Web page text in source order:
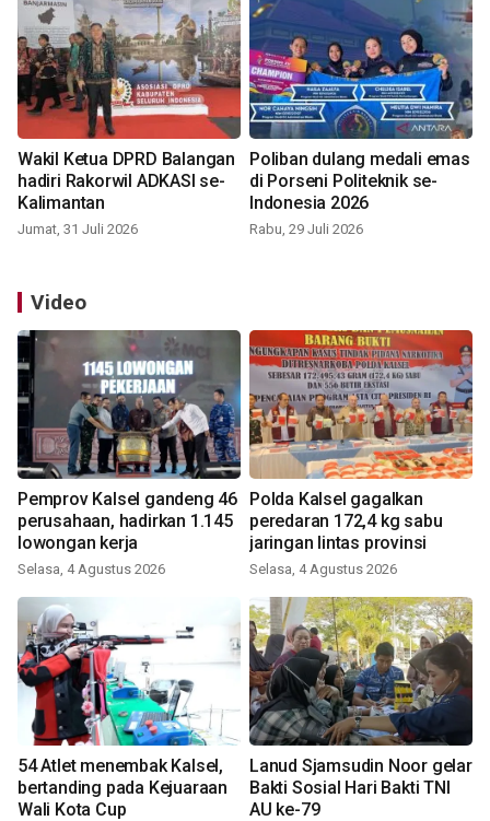
Wakil Ketua DPRD Balangan
hadiri Rakorwil ADKASI se-
Kalimantan
Jumat, 31 Juli 2026
Poliban dulang medali emas
di Porseni Politeknik se-
Indonesia 2026
Rabu, 29 Juli 2026
Video
Pemprov Kalsel gandeng 46
perusahaan, hadirkan 1.145
lowongan kerja
Selasa, 4 Agustus 2026
Polda Kalsel gagalkan
peredaran 172,4 kg sabu
jaringan lintas provinsi
Selasa, 4 Agustus 2026
54 Atlet menembak Kalsel,
bertanding pada Kejuaraan
Wali Kota Cup
Lanud Sjamsudin Noor gelar
Bakti Sosial Hari Bakti TNI
AU ke-79